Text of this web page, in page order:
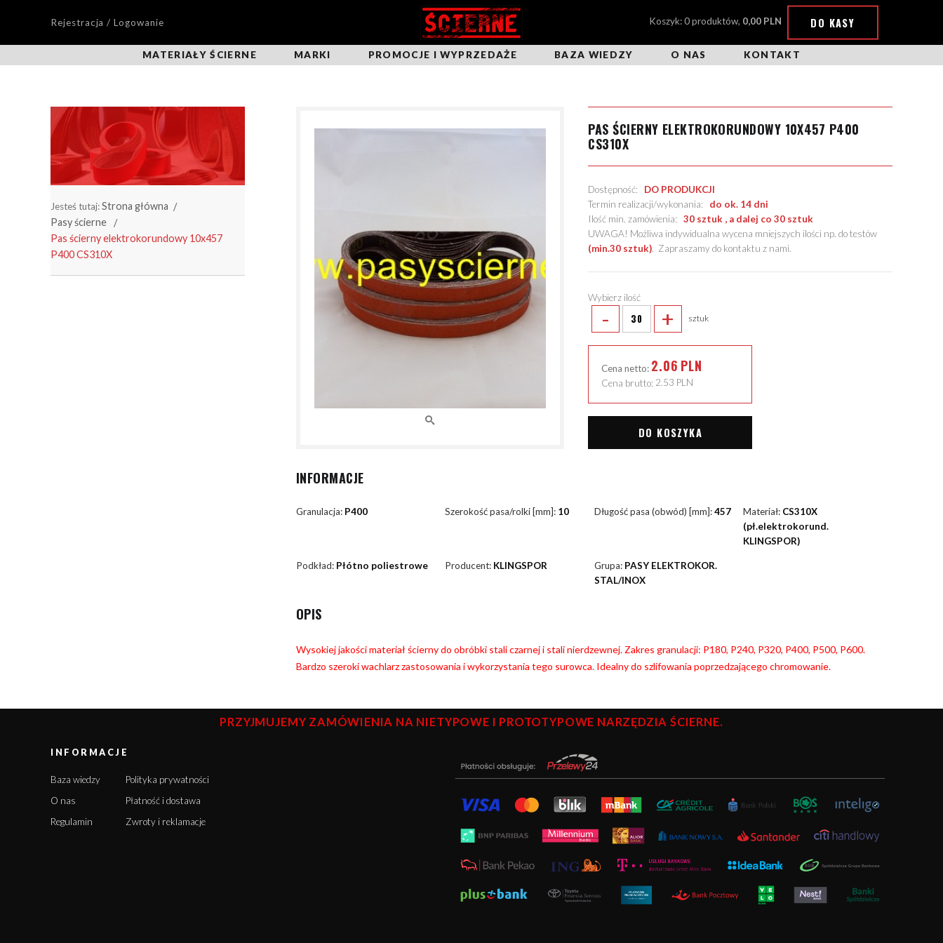
Rejestracja / Logowanie Koszyk: 0 produktów, 0,00 PLN DO KASY
MATERIAŁY ŚCIERNE MARKI PROMOCJE I WYPRZEDAŻE BAZA WIEDZY O NAS KONTAKT
Jesteś tutaj:Strona główna
Pasy ścierne
Pas ścierny elektrokorundowy 10x457
P400 CS310X
PAS ŚCIERNY ELEKTROKORUNDOWY 10X457 P400
CS310X
Dostępność: DO PRODUKCJI
Termin realizacji/wykonania: do ok. 14 dni
Ilość min. zamówienia:30 sztuk , a dalej co 30 sztuk
UWAGA! Możliwa indywidualna wycena mniejszych ilości np. do testów
(min.30 sztuk). Zapraszamy do kontaktu z nami.
Wybierz ilość
- + sztuk
Cena netto: 2.06 PLN
Cena brutto: 2.53 PLN
DO KOSZYKA
INFORMACJE
Granulacja: P400 Szerokość pasa/rolki [mm]: 10 Długość pasa (obwód) [mm]:457 Materiał: CS310X
(pł.elektrokorund.
KLINGSPOR)
Podkład: Płótno poliestrowe Producent: KLINGSPOR Grupa: PASY ELEKTROKOR.
STAL/INOX
OPIS
Wysokiej jakości materiał ścierny do obróbki stali czarnej i stali nierdzewnej. Zakres granulacji: P180, P240, P320, P400, P500, P600.
Bardzo szeroki wachlarz zastosowania i wykorzystania tego surowca. Idealny do szlifowania poprzedzającego chromowanie.
PRZYJMUJEMY ZAMÓWIENIA NA NIETYPOWE I PROTOTYPOWE NARZĘDZIA ŚCIERNE.
INFORMACJE
Baza wiedzy
O nas
Regulamin
Polityka prywatności
Płatność i dostawa
Zwroty i reklamacje